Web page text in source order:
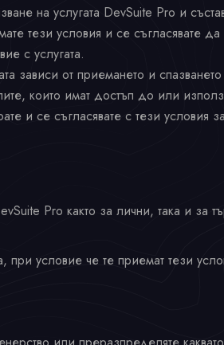
на услугата DevSuite Pro и
тези условия и се съгласявате да
с услугата.
зависи от приемането и
които имат достъп до или
и се съгласявате с тези условия
Pro както за лични, така и за
условие че те приемат тези